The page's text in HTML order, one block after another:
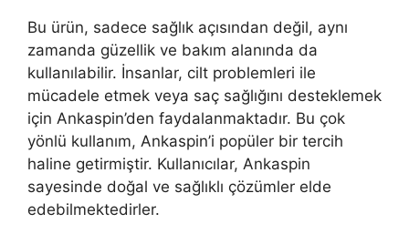
Bu ürün, sadece sağlık açısından değil, aynı
zamanda güzellik ve bakım alanında da
kullanılabilir. İnsanlar, cilt problemleri ile
mücadele etmek veya saç sağlığını desteklemek
için Ankaspin’den faydalanmaktadır. Bu çok
yönlü kullanım, Ankaspin’i popüler bir tercih
haline getirmiştir. Kullanıcılar, Ankaspin
sayesinde doğal ve sağlıklı çözümler elde
edebilmektedirler.